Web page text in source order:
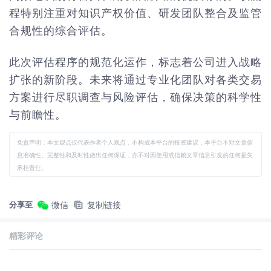
程特别注重对知识产权价值、研发团队整合及监管
合规性的综合评估。
此次评估程序的规范化运作，标志着公司进入战略
扩张的新阶段。未来将通过专业化团队对各类交易
方案进行尽职调查与风险评估，确保决策的科学性
与前瞻性。
免责声明：本文观点仅代表作者个人观点，不构成本平台的投资建议，本平台不对文章信
息准确性、完整性和及时性做出任何保证，亦不对因使用或信赖文章信息引发的任何损失
承担责任。
分享至 微信 复制链接
精彩评论